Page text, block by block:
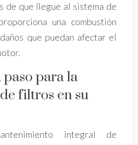
de que llegue al sistema de
una combustión
que puedan afectar el
paso para la
filtros en su
integral de